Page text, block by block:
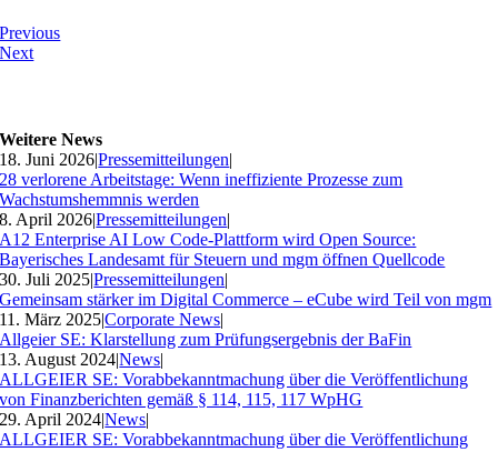
Previous
Next
Weitere News
18. Juni 2026|Pressemitteilungen|
28 verlorene Arbeitstage: Wenn ineffiziente Prozesse zum
Wachstumshemmnis werden
8. April 2026|Pressemitteilungen|
A12 Enterprise AI Low Code-Plattform wird Open Source:
Bayerisches Landesamt für Steuern und mgm öffnen Quellcode
30. Juli 2025|Pressemitteilungen|
Gemeinsam stärker im Digital Commerce – eCube wird Teil von mgm
11. März 2025|Corporate News|
Allgeier SE: Klarstellung zum Prüfungsergebnis der BaFin
13. August 2024|News|
ALLGEIER SE: Vorabbekanntmachung über die Veröffentlichung
von Finanzberichten gemäß § 114, 115, 117 WpHG
29. April 2024|News|
ALLGEIER SE: Vorabbekanntmachung über die Veröffentlichung